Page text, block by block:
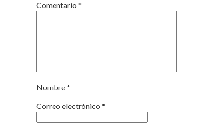
Comentario *
Nombre*
Correo electrónico *